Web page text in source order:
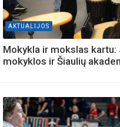
AKTUALIJOS
Mokykla ir mokslas kartu:
mokyklos ir Šiaulių